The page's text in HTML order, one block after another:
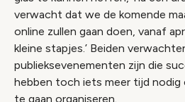
verwacht dat we de komende
online zullen gaan doen, vanaf
kleine stapjes.’ Beiden
publieksevenementen zijn die
hebben toch iets meer tijd nodig
te gaan organiseren.